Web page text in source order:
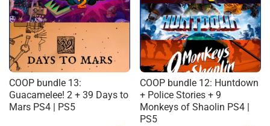
COOP bundle 13:
Guacamelee! 2 + 39 Days to
Mars PS4 | PS5
COOP bundle 12: Huntdown
+ Police Stories + 9
Monkeys of Shaolin PS4 |
PS5